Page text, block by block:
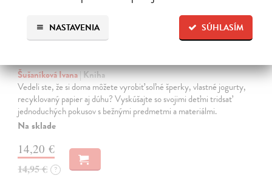
SÚHLASÍM
NASTAVENIA
Profesor Tekvička a Števko v domácom
Šušaníková Ivana| Kniha
Vedeli ste, že si doma môžete vyrobiť soľné šperky, vlastné jogurty,
recyklovaný papier aj dúhu? Vyskúšajte so svojimi deťmi tridsať
jednoduchých pokusov s bežnými predmetmi a materiálmi.
Na sklade
14,20 €
14,95 € ?